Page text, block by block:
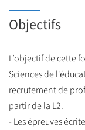
Objectifs
L’objectif de cette
Sciences de
recrutement de
partir de la L2.
- Les épreuves